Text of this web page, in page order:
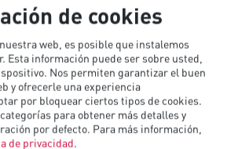
de cookies
web, es posible que instalemos
Esta información puede ser sobre usted,
Nos permiten garantizar el buen
y ofrecerle una experiencia
por bloquear ciertos tipos de cookies.
para obtener más detalles y
por defecto. Para más información,
de privacidad.